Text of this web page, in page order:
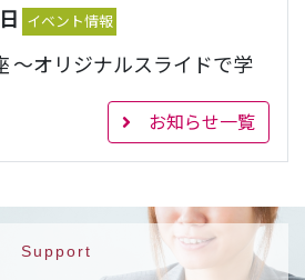
イベント情報
～オリジナルスライドで学
３月２２日（日）１４時～
番出口）
年生、５年生及び６年生と
）
お知らせ一覧
Support